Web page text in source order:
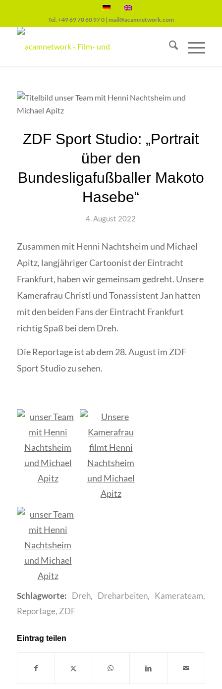
Tel. +49 69 70 60 97 0| mail@acamnetwork.com
ZDF Sport Studio: „Portrait
über den
Bundesligafußballer Makoto
Hasebe“
4. August 2022
Zusammen mit Henni Nachtsheim und Michael
Apitz, langjähriger Cartoonist der Eintracht
Frankfurt, haben wir gemeinsam gedreht. Unsere
Kamerafrau Christl und Tonassistent Jan hatten
mit den beiden Fans der Eintracht Frankfurt
richtig Spaß bei dem Dreh.
Die Reportage ist ab dem 28. August im ZDF
Sport Studio zu sehen.
Schlagworte: Dreh, Dreharbeiten, Kamerateam,
Reportage, ZDF
Eintrag teilen